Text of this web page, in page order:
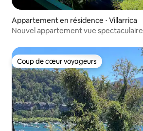
Appartement en résidence ⋅ Villarrica
Nouvel appartement vue spectaculaire
Coup de cœur voyageurs
Coup de cœur voyageurs